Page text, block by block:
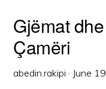
Gjëmat
Çamëri
abedin.rakipi · June